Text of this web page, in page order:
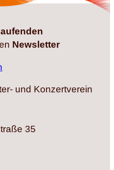
Newsletter
und Konzertverein
35